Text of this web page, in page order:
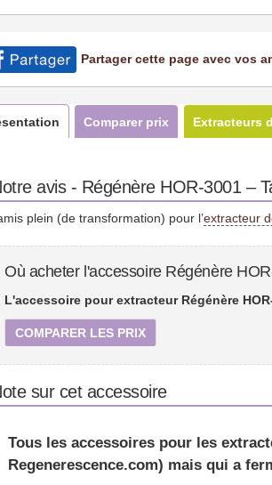
Partager cette page avec vos
Comparer prix Extracteurs
avis - Régénère HOR-3001 –
plein (de transformation) pour l’extracteur
Où acheter l'accessoire Régénère
L'accessoire pour extracteur Régénère
COMPARER LES PRIX
sur cet accessoire
Tous les accessoires pour les
Regenerescence.com) mais qui a